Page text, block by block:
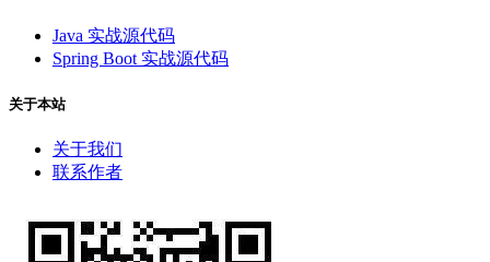
Java 实战源代码
Spring Boot 实战源代码
关于本站
关于我们
联系作者